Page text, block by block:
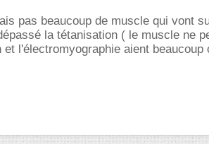
pas beaucoup de muscle qui vont
la tétanisation ( le muscle ne
l'électromyographie aient beaucoup